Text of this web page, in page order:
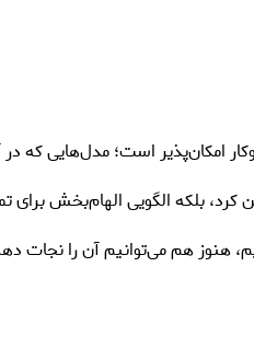
امکان‌پذیر است؛ مدل‌هایی که
کرد، بلکه الگویی الهام‌بخش
هنوز هم می‌توانیم آن را نجات